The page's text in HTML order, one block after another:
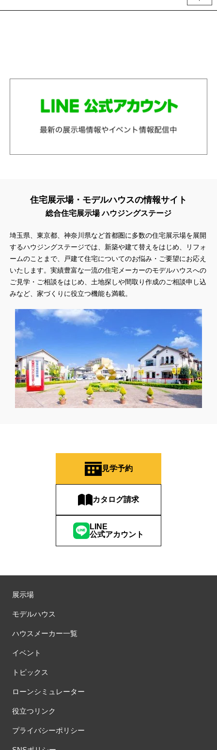
住宅展示場・モデルハウスの情報サイト
総合住宅展示場 ハウジングステージ
埼玉県、東京都、神奈川県など首都圏に多数の住宅展示場を展開
するハウジングステージでは、新築や建て替えをはじめ、リフォ
ームのことまで、戸建て住宅についてのお悩み・ご要望にお応え
いたします。実績豊富な一流の住宅メーカーのモデルハウスへの
ご見学・ご相談をはじめ、土地探しや間取り作成のご相談申し込
みなど、家づくりに役立つ機能も満載。
見学予約
カタログ請求
LINE
公式アカウント
展示場
モデルハウス
ハウスメーカー一覧
イベント
トピックス
ローンシミュレーター
役立つリンク
プライバシーポリシー